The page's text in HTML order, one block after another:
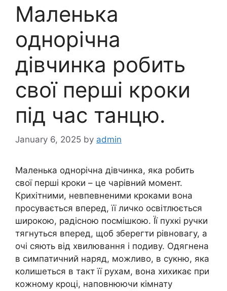
Маленька
однорічна
дівчинка робить
свої перші кроки
під час танцю.
January 6, 2025 by admin
Маленька однорічна дівчинка, яка робить
свої перші кроки – це чарівний момент.
Крихітними, невпевненими кроками вона
просувається вперед, її личко освітлюється
широкою, радісною посмішкою. Її пухкі ручки
тягнуться вперед, щоб зберегти рівновагу, а
очі сяють від хвилювання і подиву. Одягнена
в симпатичний наряд, можливо, в сукню, яка
колишеться в такт її рухам, вона хихикає при
кожному кроці, наповнюючи кімнату